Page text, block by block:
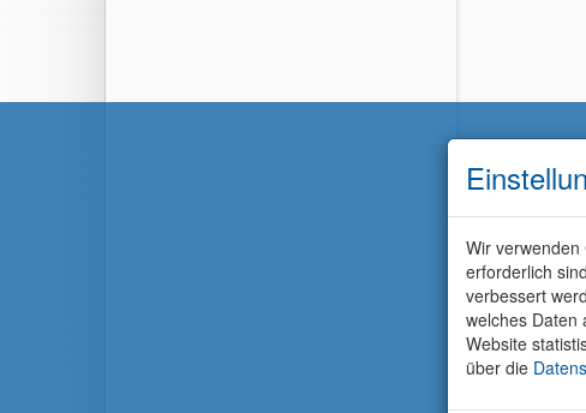
Wir
erforderlich
verbessert
welches Daten
Website
über die